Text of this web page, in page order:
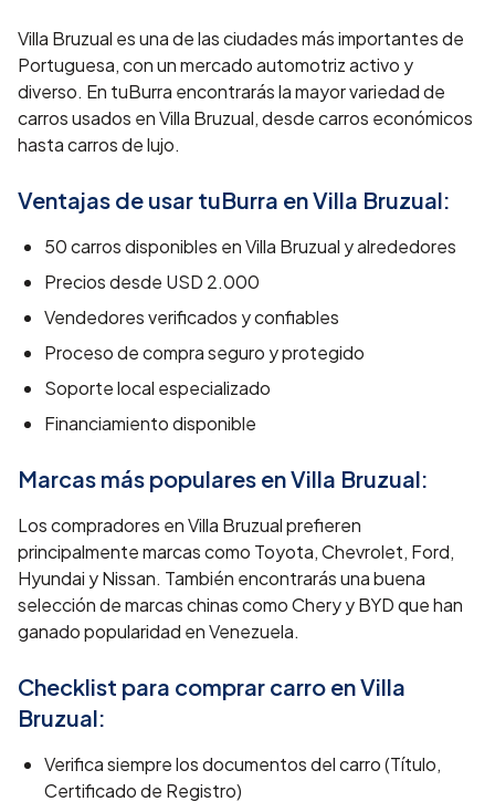
Villa Bruzual es una de las ciudades más importantes de
Portuguesa, con un mercado automotriz activo y
diverso. En tuBurra encontrarás la mayor variedad de
carros usados en Villa Bruzual, desde carros económicos
hasta carros de lujo.
Ventajas de usar tuBurra enVilla Bruzual:
50carros disponibles enVilla Bruzual y alrededores
Precios desde USD 2.000
Vendedores verificados y confiables
Proceso de compra seguro y protegido
Soporte local especializado
Financiamiento disponible
Marcas más populares enVilla Bruzual:
Los compradores en Villa Bruzual prefieren
principalmente marcas como Toyota, Chevrolet, Ford,
Hyundai y Nissan. También encontrarás una buena
selección de marcas chinas como Chery y BYD que han
ganado popularidad en Venezuela.
Checklist para comprar carro enVilla
Bruzual:
Verifica siempre los documentos del carro (Título,
Certificado de Registro)